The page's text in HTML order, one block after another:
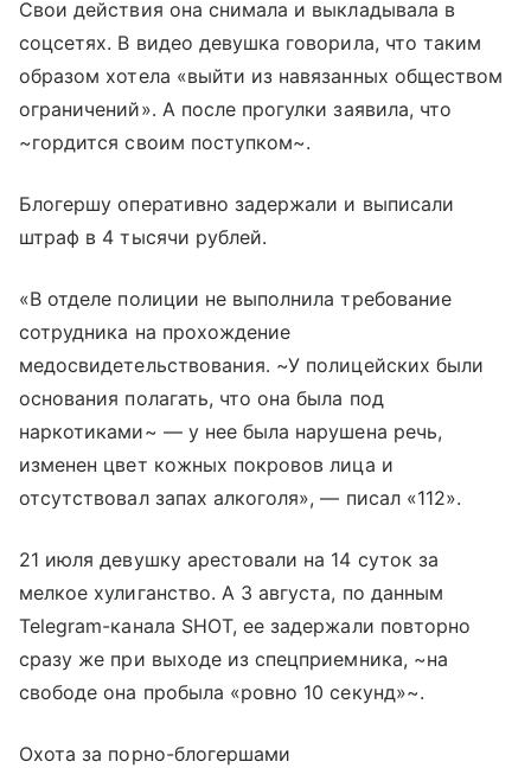
Свои действия она снимала и выкладывала в
соцсетях. В видео девушка говорила, что таким
образом хотела «выйти из навязанных обществом
ограничений». А после прогулки заявила, что
~гордится своим поступком~.
Блогершу оперативно задержали и выписали
штраф в 4 тысячи рублей.
«В отделе полиции не выполнила требование
сотрудника на прохождение
медосвидетельствования. ~У полицейских были
основания полагать, что она была под
наркотиками~ — у нее была нарушена речь,
изменен цвет кожных покровов лица и
отсутствовал запах алкоголя», — писал «112».
21 июля девушку арестовали на 14 суток за
мелкое хулиганство. А 3 августа, по данным
Telegram-канала SHOT, ее задержали повторно
сразу же при выходе из спецприемника, ~на
свободе она пробыла «ровно 10 секунд»~.
Охота за порно-блогершами